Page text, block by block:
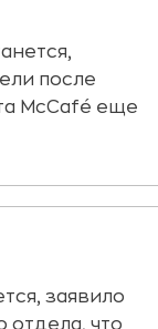
после
McCafé еще
заявило
отдела, что